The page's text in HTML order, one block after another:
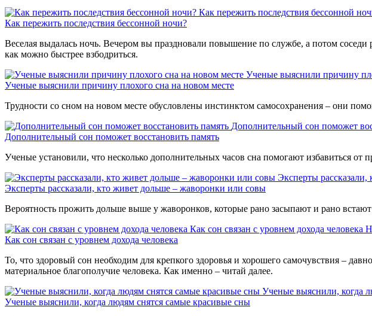
Как пережить последствия бессонной
Как пережить последствия бессонной ночи?
Веселая выдалась ночь. Вечером вы праздновали повышение по службе, а потом
как можно быстрее взбодриться.
Ученые выяснили причину
Ученые выяснили причину плохого сна на новом месте
Трудности со сном на новом месте обусловлены инстинктом самосохранения – они
Дополнительный сон поможет
Дополнительный сон поможет восстановить память
Ученые установили, что несколько дополнительных часов сна помогают избавиться от
Эксперты
Эксперты рассказали, кто живет дольше – жаворонки или совы
Вероятность прожить дольше выше у жаворонков, которые рано засыпают и рано встают
Как сон связан с уровнем дохода человека
Как сон связан с уровнем дохода человека
То, что здоровый сон необходим для крепкого здоровья и хорошего самочувствия –
материальное благополучие человека. Как именно – читай далее.
Ученые выяснили, когда
Ученые выяснили, когда людям снятся самые красивые сны